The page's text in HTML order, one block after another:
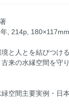
, 214p,
と人とを結びつけ
来の水縁空間を守
緑空間主要実例・日